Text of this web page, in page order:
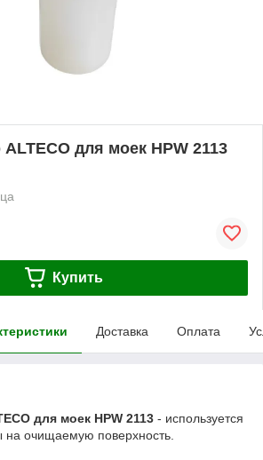
для моек HPW 2113
Купить
Доставка Оплата
для моек HPW 2113 - используется
на очищаемую поверхность.